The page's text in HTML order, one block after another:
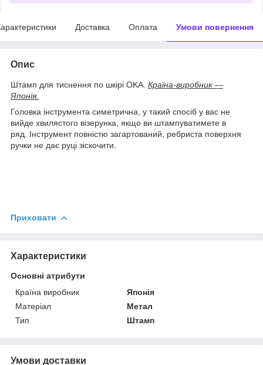
Доставка Оплата Умови повернення
Опис
Штамп для тиснення по шкірі OKA. Країна-виробник —
Японія.
Головка інструмента симетрична, у такий спосіб у вас не
вийде хвилястого візерунка, якщо ви штампуватимете в
ряд. Інструмент повністю загартований, ребриста поверхня
ручки не дає руці зіскочити.
Приховати
Характеристики
Основні атрибути
Країна виробник
Японія
Матеріал
Метал
Тип
Штамп
Умови доставки